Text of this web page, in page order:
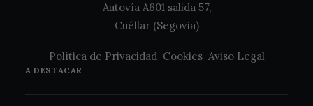
Autovía A601 salida 57,
Cuéllar (Segovia)
Política de Privacidad Cookies Aviso Legal
A DESTACAR